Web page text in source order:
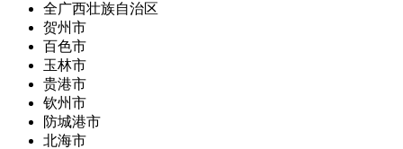
全广西壮族自治区
贺州市
百色市
玉林市
贵港市
钦州市
防城港市
北海市